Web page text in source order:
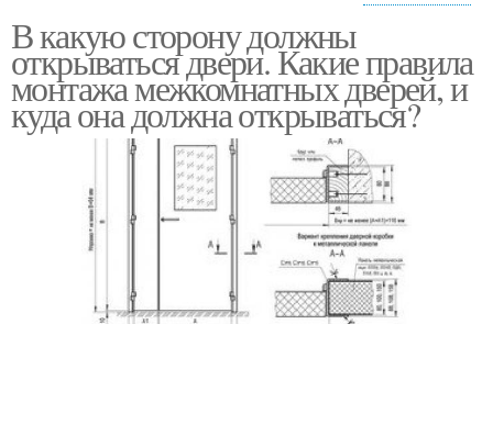
Дверь в квартиру Квартирная дверь
В какую сторону должны
открываться двери. Какие правила
монтажа межкомнатных дверей, и
куда она должна открываться?